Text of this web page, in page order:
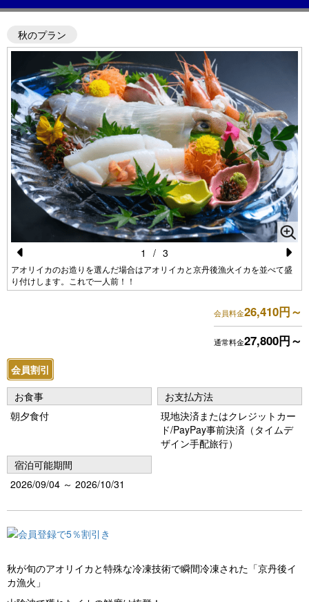
秋のプラン
Pr
e
s
アオリイカのお造りを選んだ場合はアオリイカと京丹後漁火イカを並べて盛
り付けします。これで一人前！！
N
e
xt
1 / 3
会員料金26,410円～
通常料金27,800円～
会員割引
お食事
朝夕食付
お支払方法
現地決済またはクレジットカー
ド/PayPay事前決済（タイムデ
ザイン手配旅行）
宿泊可能期間
2026/09/04 ～ 2026/10/31
秋が旬のアオリイカと特殊な冷凍技術で瞬間冷凍された「京丹後イ
カ漁火」